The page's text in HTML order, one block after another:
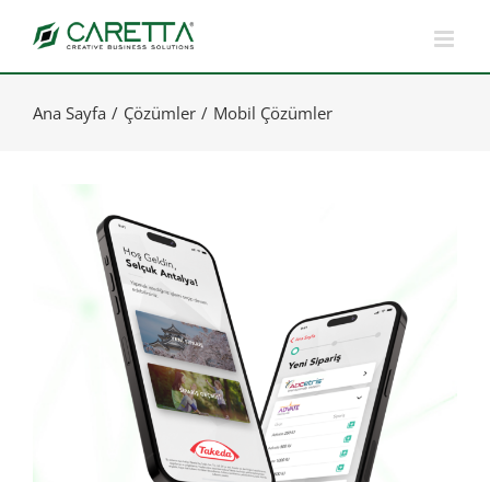
content
Ana Sayfa Çözümler Mobil Çözümler